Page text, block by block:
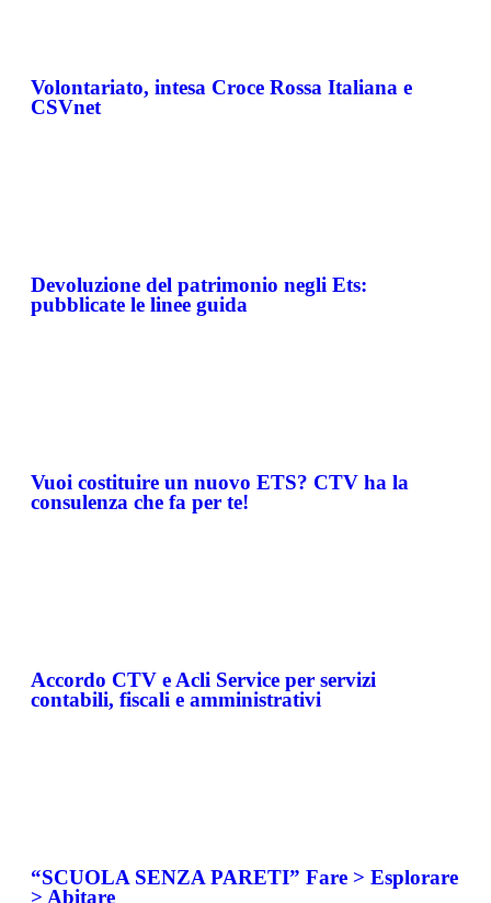
Volontariato, intesa Croce Rossa Italiana e
CSVnet
Devoluzione del patrimonio negli Ets:
pubblicate le linee guida
Vuoi costituire un nuovo ETS? CTV ha la
consulenza che fa per te!
Accordo CTV e Acli Service per servizi
contabili, fiscali e amministrativi
“SCUOLA SENZA PARETI” Fare > Esplorare
> Abitare